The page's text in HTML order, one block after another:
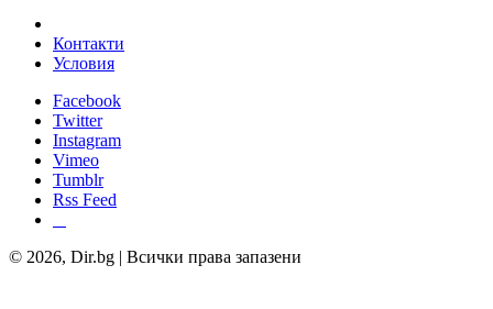
Контакти
Условия
Facebook
Twitter
Instagram
Vimeo
Tumblr
Rss Feed
© 2026, Dir.bg | Всички права запазени